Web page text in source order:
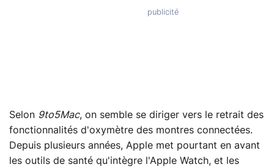
Selon 9to5Mac, on semble se diriger vers le retrait des
fonctionnalités d'oxymètre des montres connectées.
Depuis plusieurs années, Apple met pourtant en avant
les outils de santé qu'intègre l'Apple Watch, et les